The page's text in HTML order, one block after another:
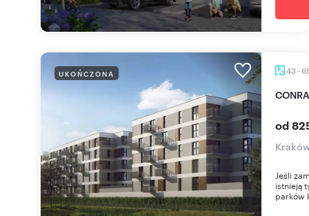
UKOŃCZONA 43 -
od
Jeśli
istnieją
parków